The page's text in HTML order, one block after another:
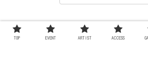
© 2022 麗の會.
TOP EVENT ARTIST ACCESS